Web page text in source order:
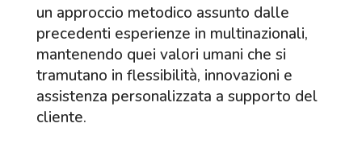
un approccio metodico assunto dalle
precedenti esperienze in multinazionali,
mantenendo quei valori umani che si
tramutano in flessibilità, innovazioni e
assistenza personalizzata a supporto del
cliente.